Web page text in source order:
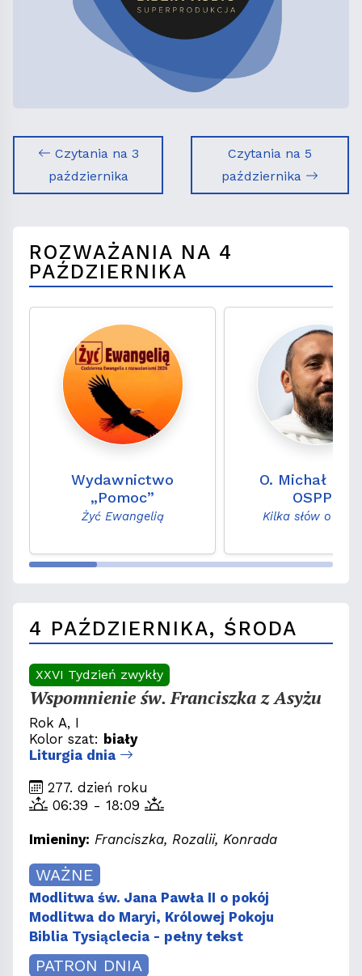
Czytania na 3
października
Czytania na 5
października
ROZWAŻANIA NA 4
PAŹDZIERNIKA
Wydawnictwo
„Pomoc”
Żyć Ewangelią
O. Michał
OSPPE
Kilka słów o
4 PAŹDZIERNIKA, ŚRODA
XXVI Tydzień zwykły
Wspomnienie św. Franciszka z Asyżu
Rok A, I
Kolor szat: biały
Liturgia dnia
277. dzień roku
06:39 - 18:09
Imieniny: Franciszka, Rozalii, Konrada
WAŻNE
Modlitwa św. Jana Pawła II o pokój
Modlitwa do Maryi, Królowej Pokoju
Biblia Tysiąclecia - pełny tekst
PATRON DNIA